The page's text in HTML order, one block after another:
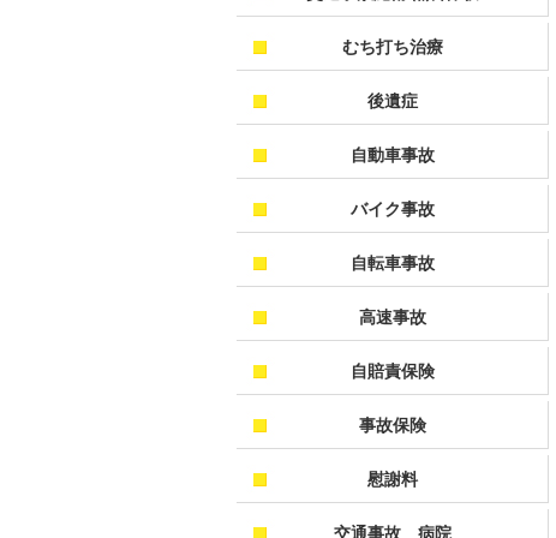
むち打ち治療
後遺症
自動車事故
バイク事故
自転車事故
高速事故
自賠責保険
事故保険
慰謝料
交通事故 病院